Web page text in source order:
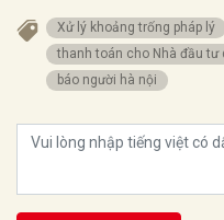
Xử lý khoảng trống pháp lý
thanh toán cho Nhà đầu tư
báo người hà nội